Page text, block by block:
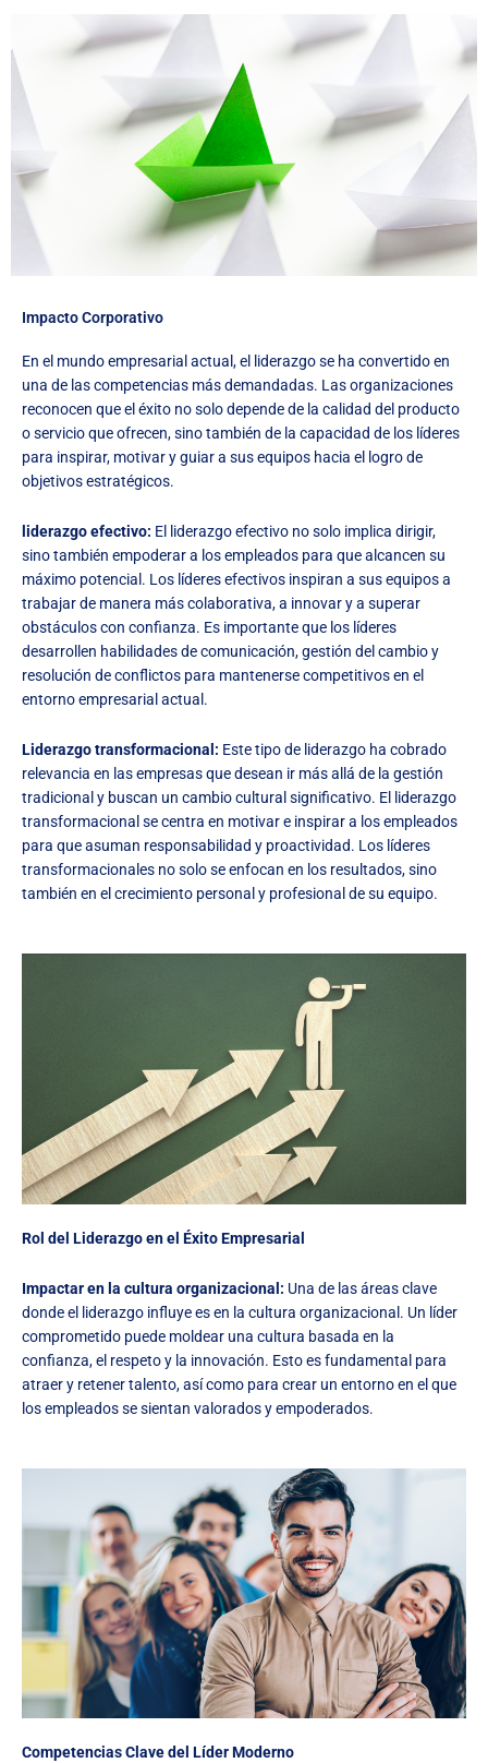
Impacto Corporativo
En el mundo empresarial actual, el liderazgo se ha convertido en
una de las competencias más demandadas. Las organizaciones
reconocen que el éxito no solo depende de la calidad del producto
o servicio que ofrecen, sino también de la capacidad de los líderes
para inspirar, motivar y guiar a sus equipos hacia el logro de
objetivos estratégicos.
liderazgo efectivo: El liderazgo efectivo no solo implica dirigir,
sino también empoderar a los empleados para que alcancen su
máximo potencial. Los líderes efectivos inspiran a sus equipos a
trabajar de manera más colaborativa, a innovar y a superar
obstáculos con confianza. Es importante que los líderes
desarrollen habilidades de comunicación, gestión del cambio y
resolución de conflictos para mantenerse competitivos en el
entorno empresarial actual.
Liderazgo transformacional: Este tipo de liderazgo ha cobrado
relevancia en las empresas que desean ir más allá de la gestión
tradicional y buscan un cambio cultural significativo. El liderazgo
transformacional se centra en motivar e inspirar a los empleados
para que asuman responsabilidad y proactividad. Los líderes
transformacionales no solo se enfocan en los resultados, sino
también en el crecimiento personal y profesional de su equipo.
Rol del Liderazgo en el Éxito Empresarial
Impactar en la cultura organizacional: Una de las áreas clave
donde el liderazgo influye es en la cultura organizacional. Un líder
comprometido puede moldear una cultura basada en la
confianza, el respeto y la innovación. Esto es fundamental para
atraer y retener talento, así como para crear un entorno en el que
los empleados se sientan valorados y empoderados.
Competencias Clave del Líder Moderno